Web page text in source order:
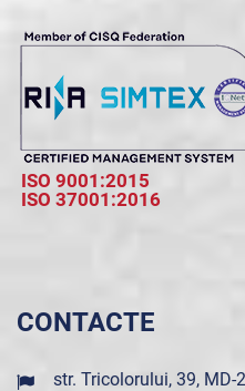
ISO 9001:2015
ISO 37001:2016
CONTACTE
str. Tricolorului, 39, MD-